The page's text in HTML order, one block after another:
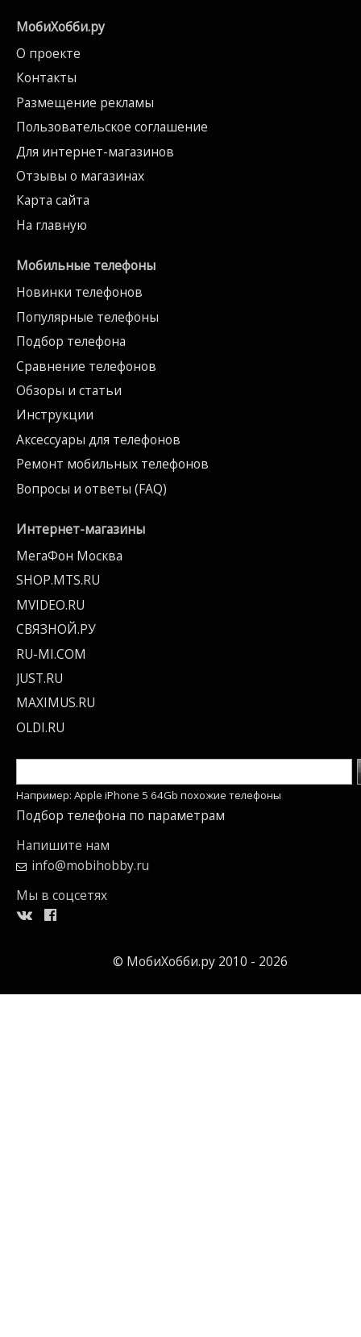
МобиХобби.ру
О проекте
Контакты
Размещение рекламы
Пользовательское соглашение
Для интернет-магазинов
Отзывы о магазинах
Карта сайта
На главную
Мобильные телефоны
Новинки телефонов
Популярные телефоны
Подбор телефона
Сравнение телефонов
Обзоры и статьи
Инструкции
Аксессуары для телефонов
Ремонт мобильных телефонов
Вопросы и ответы (FAQ)
Интернет-магазины
МегаФон Москва
SHOP.MTS.RU
MVIDEO.RU
СВЯЗНОЙ.РУ
RU-MI.COM
JUST.RU
MAXIMUS.RU
OLDI.RU
Например: Apple iPhone 5 64Gb похожие телефоны
Подбор телефона по параметрам
Напишите нам
info@mobihobby.ru
Мы в соцсетях
© МобиХобби.ру 2010 - 2026